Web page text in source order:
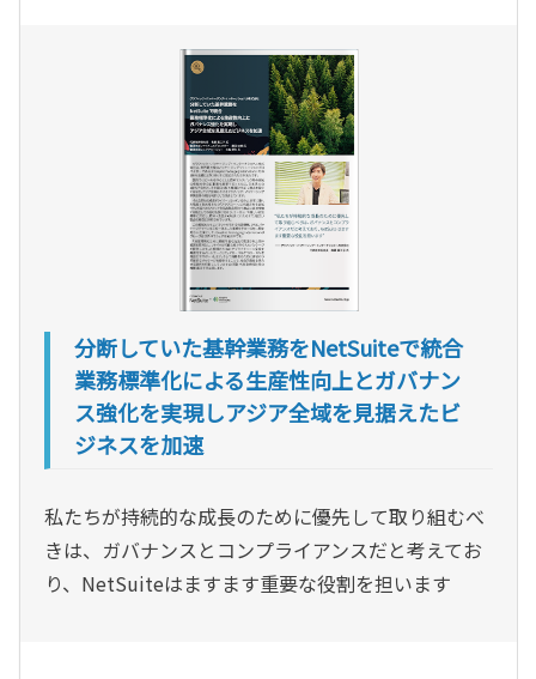
分断していた基幹業務をNetSuiteで統合
業務標準化による生産性向上とガバナン
ス強化を実現しアジア全域を見据えたビ
ジネスを加速
私たちが持続的な成長のために優先して取り組むべ
きは、ガバナンスとコンプライアンスだと考えてお
り、NetSuiteはますます重要な役割を担います